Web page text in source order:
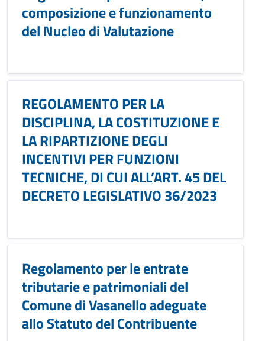
composizione e funzionamento
del Nucleo di Valutazione
REGOLAMENTO PER LA
DISCIPLINA, LA COSTITUZIONE E
LA RIPARTIZIONE DEGLI
INCENTIVI PER FUNZIONI
TECNICHE, DI CUI ALL’ART. 45 DEL
DECRETO LEGISLATIVO 36/2023
Regolamento per le entrate
tributarie e patrimoniali del
Comune di Vasanello adeguate
allo Statuto del Contribuente